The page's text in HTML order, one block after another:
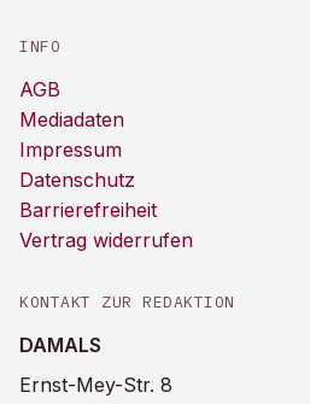
INFO
AGB
Mediadaten
Impressum
Datenschutz
Barrierefreiheit
Vertrag widerrufen
KONTAKT ZUR REDAKTION
DAMALS
Ernst-Mey-Str. 8